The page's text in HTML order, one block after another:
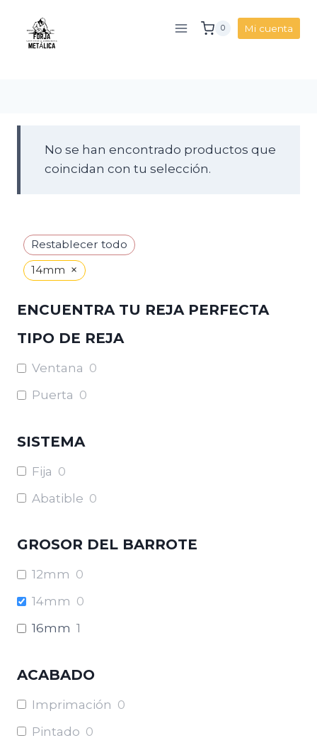
contenido
0 Mi cuenta
No se han encontrado productos que
coincidan con tu selección.
Restablecer todo
14mm ×
ENCUENTRA TU REJA PERFECTA
TIPO DE REJA
Ventana 0
Puerta 0
SISTEMA
Fija 0
Abatible 0
GROSOR DEL BARROTE
12mm 0
14mm 0
16mm 1
ACABADO
Imprimación 0
Pintado 0